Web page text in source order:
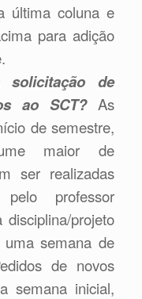
última coluna e
para adição
solicitação de
ao SCT?As
de semestre,
maior de
ser realizadas
pelo professor
disciplina/projeto
semana de
de novos
semana inicial,